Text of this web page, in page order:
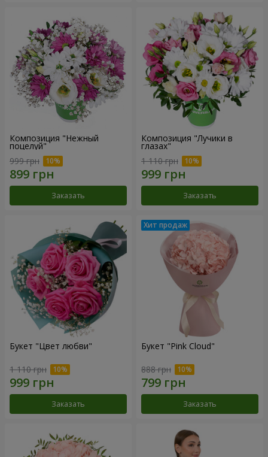
Композиция "Нежный
поцелуй"
999 грн
Заказать
Композиция "Лучики в
глазах"
1 110 грн
Заказать
Букет "Цвет любви"
1 110 грн
Заказать
Букет "Pink Cloud"
888 грн
Заказать